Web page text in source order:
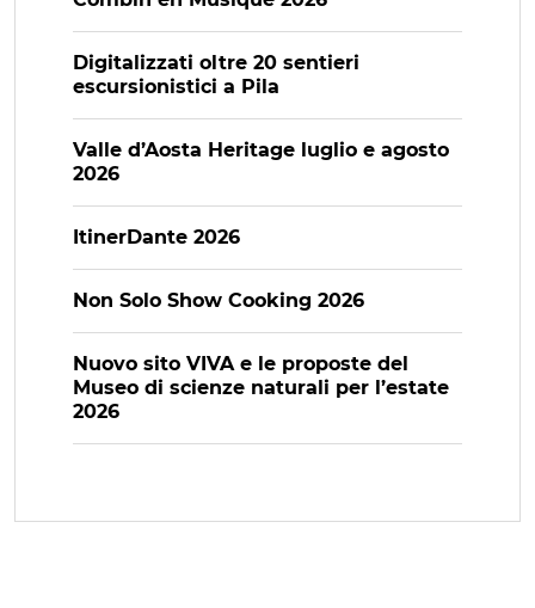
Digitalizzati oltre 20 sentieri
escursionistici a Pila
Valle d’Aosta Heritage luglio e agosto
2026
ItinerDante 2026
Non Solo Show Cooking 2026
Nuovo sito VIVA e le proposte del
Museo di scienze naturali per l’estate
2026